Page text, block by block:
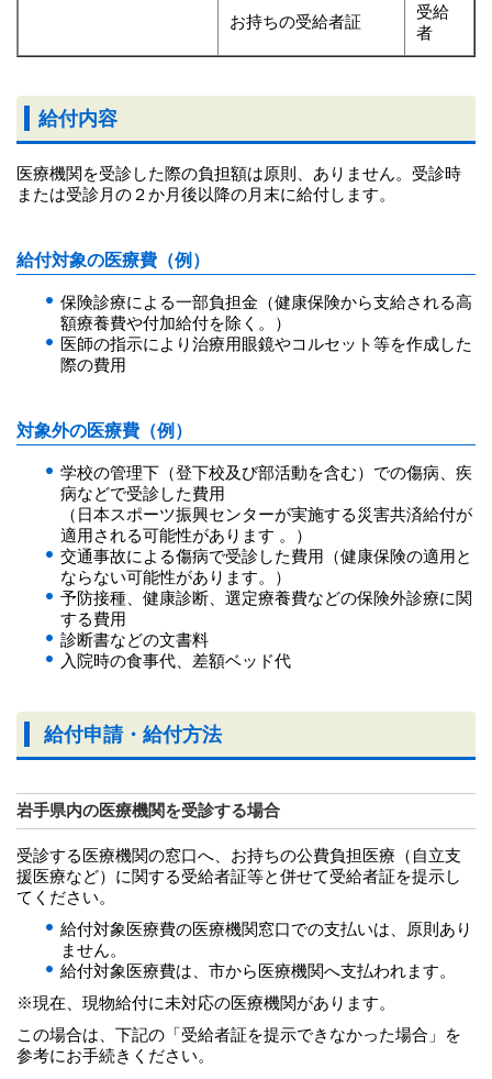
お持ちの受給者証
受給
者
給付内容
医療機関を受診した際の負担額は原則、ありません。受診時
または受診月の２か月後以降の月末に給付します。
給付対象の医療費（例）
保険診療による一部負担金（健康保険から支給される高
額療養費や付加給付を除く。）
医師の指示により治療用眼鏡やコルセット等を作成した
際の費用
対象外の医療費（例）
学校の管理下（登下校及び部活動を含む）での傷病、疾
病などで受診した費用
（日本スポーツ振興センターが実施する災害共済給付が
適用される可能性があります 。）
交通事故による傷病で受診した費用（健康保険の適用と
ならない可能性があります。）
予防接種、健康診断、選定療養費などの保険外診療に関
する費用
診断書などの文書料
入院時の食事代、差額ベッド代
給付申請・給付方法
岩手県内の医療機関を受診する場合
受診する医療機関の窓口へ、お持ちの公費負担医療（自立支
援医療など）に関する受給者証等と併せて受給者証を提示し
てください。
給付対象医療費の医療機関窓口での支払いは、原則あり
ません。
給付対象医療費は、市から医療機関へ支払われます。
※現在、現物給付に未対応の医療機関があります。
この場合は、下記の「受給者証を提示できなかった場合」を
参考にお手続きください。